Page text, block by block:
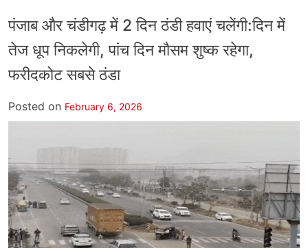
पंजाब और चंडीगढ़ में 2 दिन ठंडी हवाएं चलेंगी:दिन में
तेज धूप निकलेगी, पांच दिन मौसम शुष्क रहेगा,
फरीदकोट सबसे ठंडा
Posted on February 6, 2026